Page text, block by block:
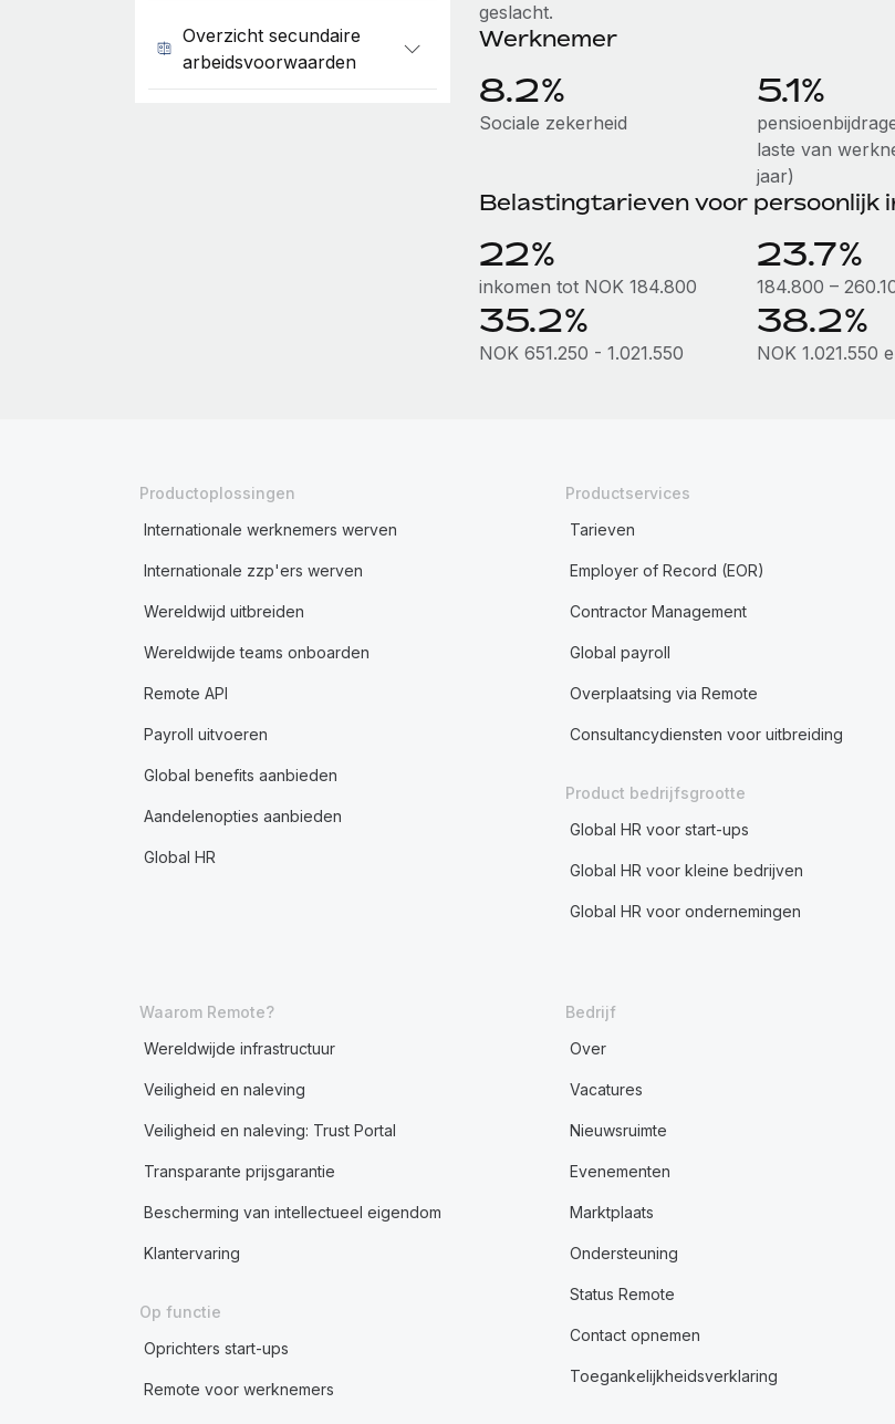
Overzicht secundaire
arbeidsvoorwaarden
geslacht.
Werknemer
8.2%
Sociale zekerheid
5.1%
laste van
jaar)
Belastingtarieven voor persoonlijk
22%
inkomen tot NOK 184.800
23.7%
184.800 –
35.2%
NOK 651.250 - 1.021.550
38.2%
NOK 1.021.550
Productoplossingen
Internationale werknemers werven
Internationale zzp'ers werven
Wereldwijd uitbreiden
Wereldwijde teams onboarden
Remote API
Payroll uitvoeren
Global benefits aanbieden
Aandelenopties aanbieden
Global HR
Productservices
Tarieven
Employer of Record (EOR)
Contractor Management
Global payroll
Overplaatsing via Remote
Consultancydiensten voor uitbreiding
Product bedrijfsgrootte
Global HR voor start-ups
Global HR voor kleine bedrijven
Global HR voor ondernemingen
Waarom Remote?
Wereldwijde infrastructuur
Veiligheid en naleving
Veiligheid en naleving: Trust Portal
Transparante prijsgarantie
Bescherming van intellectueel eigendom
Klantervaring
Op functie
Oprichters start-ups
Remote voor werknemers
Bedrijf
Over
Vacatures
Nieuwsruimte
Evenementen
Marktplaats
Ondersteuning
Status Remote
Contact opnemen
Toegankelijkheidsverklaring